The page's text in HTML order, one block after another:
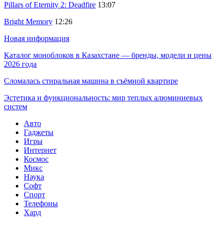
Pillars of Eternity 2: Deadfire 13:07
Bright Memory 12:26
Новая информация
Каталог моноблоков в Казахстане — бренды, модели и цены
2026 года
Сломалась стиральная машина в съёмной квартире
Эстетика и функциональность: мир теплых алюминиевых
систем
Авто
Гаджеты
Игры
Интернет
Космос
Микс
Наука
Софт
Спорт
Телефоны
Хард